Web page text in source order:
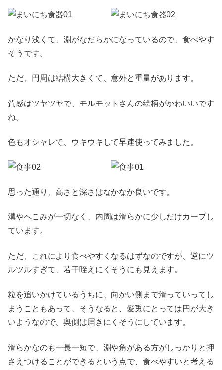
かなり浅くて、淵がなだらかになっているので、食べやす
そうです。
ただ、円周は結構大きくて、意外と重量があります。
質感はツヤツヤで、モルモットさんの絵柄がかわいいです
ね。
色もオシャレで、ウキウキして早速使ってみました。
思った通り、高さと深さはなかなか良いです。
溝やへこみが一切なく、内周は滑らかに少しだけカーブし
ています。
ただ、これにより食べやすくなるはずなのですが、逆にツ
ルツルすぎて、若干咥えにくそうにも見えます。
粒を追いかけているうちに、向かい側まで滑っていってし
まうこともあって、そうなると、愛兎にとっては円が大き
いようなので、奥側は届きにくそうにしています。
滑らかなのも一長一短で、淵や角がある方がしっかりと押
さえつけることができるという点で、食べやすいと考える